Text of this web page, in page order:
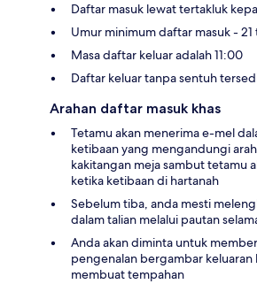
Daftar masuk lewat tertakluk
Umur minimum daftar masuk - 21
Masa daftar keluar adalah 11:00
Daftar keluar tanpa sentuh
Arahan daftar masuk khas
Tetamu akan menerima e-mel
ketibaan yang mengandungi
kakitangan meja sambut tetamu
ketika ketibaan di hartanah
Sebelum tiba, anda mesti
dalam talian melalui pautan
Anda akan diminta untuk
pengenalan bergambar keluaran
membuat tempahan